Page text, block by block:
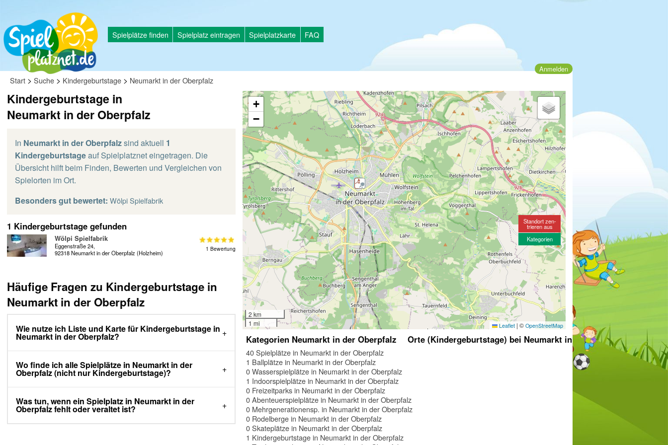
Spielplätze finden Spielplatz eintragen Spielplatzkarte FAQ
Anmelden
Start > Suche > Kindergeburtstage > Neumarkt in der Oberpfalz
Kindergeburtstage in
Neumarkt in der Oberpfalz
In Neumarkt in der Oberpfalzsind aktuell 1
Kindergeburtstageauf Spielplatznet eingetragen. Die
Übersicht hilft beim Finden, Bewerten und Vergleichen von
Spielorten im Ort.
Besonders gut bewertet: Wölpi Spielfabrik
1 Kindergeburtstage gefunden
Wölpi Spielfabrik
Eggenstraße 24,
92318 Neumarkt in der Oberpfalz (Holzheim)
1 Bewertung
Häufige Fragen zu Kindergeburtstage in
Neumarkt in der Oberpfalz
Wie nutze ich Liste und Karte für Kindergeburtstage in
Neumarkt in der Oberpfalz?
Wo finde ich alle Spielplätze in Neumarkt in der
Oberpfalz (nicht nur Kindergeburtstage)?
Was tun, wenn ein Spielplatz in Neumarkt in der
Oberpfalz fehlt oder veraltet ist?
+
−
2 km
1 mi
Leaflet | © OpenStreetMap
Standort zen-
trieren aus
Kategorien
Kategorien Neumarkt in der Oberpfalz
40 Spielplätze in Neumarkt in der Oberpfalz
1 Ballplätze in Neumarkt in der Oberpfalz
0 Wasserspielplätze in Neumarkt in der Oberpfalz
1 Indoorspielplätze in Neumarkt in der Oberpfalz
0 Freizeitparks in Neumarkt in der Oberpfalz
0 Abenteuerspielplätze in Neumarkt in der Oberpfalz
0 Mehrgenerationensp. in Neumarkt in der Oberpfalz
0 Rodelberge in Neumarkt in der Oberpfalz
0 Skateplätze in Neumarkt in der Oberpfalz
1 Kindergeburtstage in Neumarkt in der Oberpfalz
Orte (Kindergeburtstage) bei Neumarkt in der Oberpfalz